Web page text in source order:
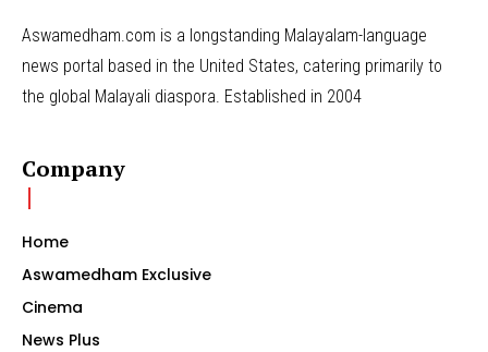
Aswamedham.com is a longstanding Malayalam-language
news portal based in the United States, catering primarily to
the global Malayali diaspora. Established in 2004
Company
Home
Aswamedham Exclusive
Cinema
News Plus